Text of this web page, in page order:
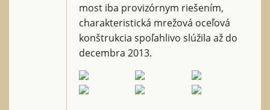
most iba provizórnym riešením,
charakteristická mrežová oceľová
konštrukcia spoľahlivo slúžila až do
decembra 2013.